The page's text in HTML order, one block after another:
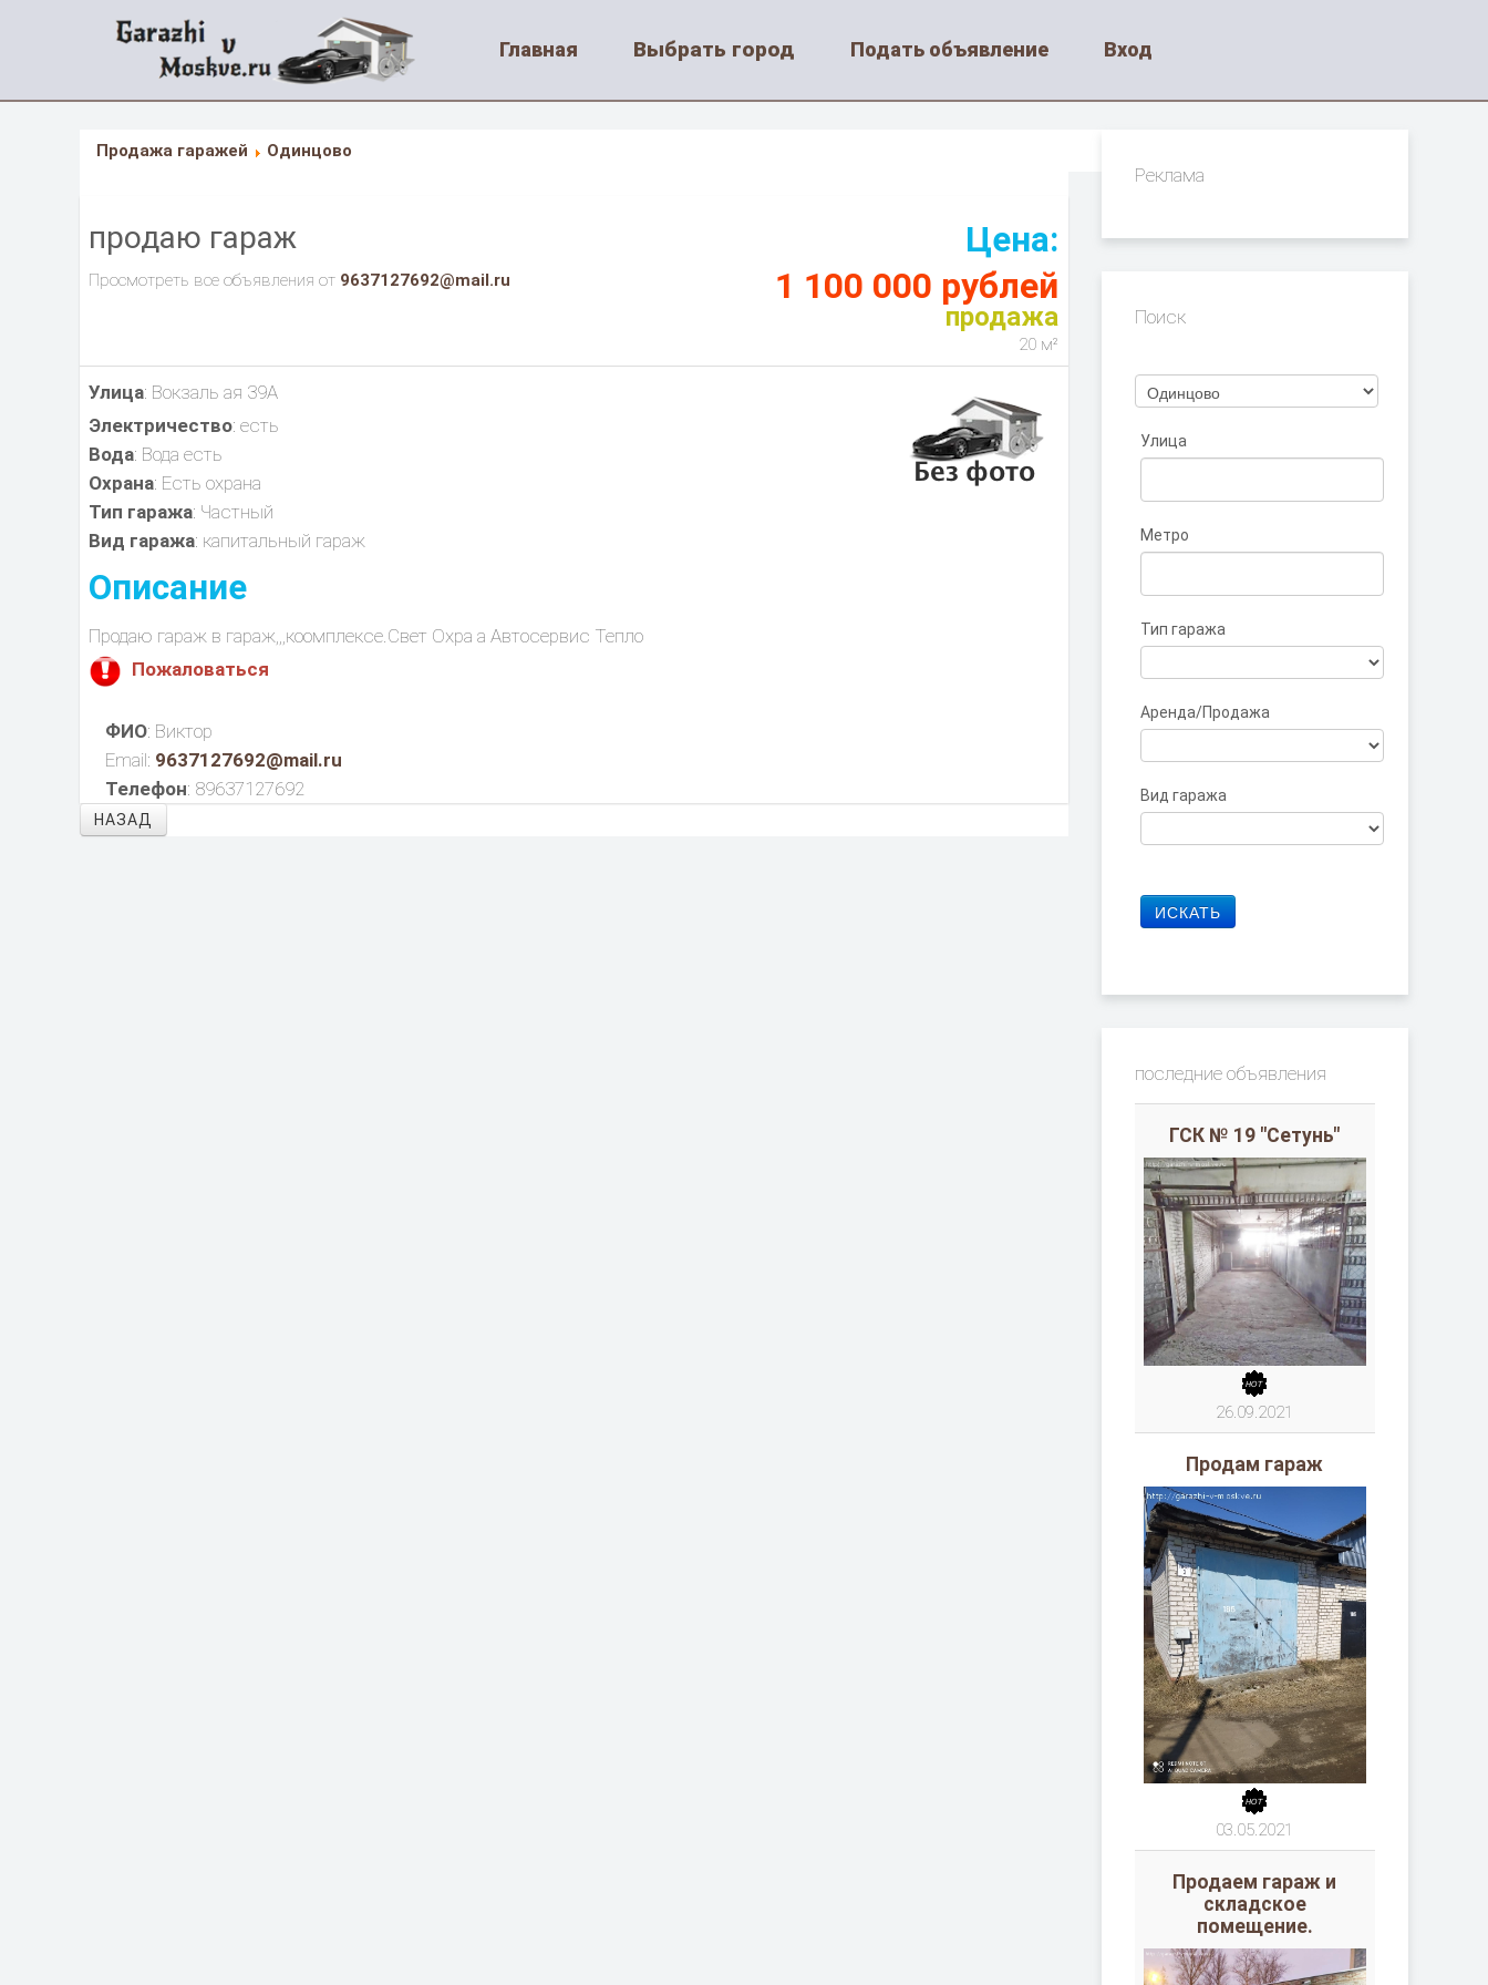
Главная Выбрать город Подать объявление Вход
Продажа гаражей Одинцово
продаю гараж
Просмотреть все объявления от 9637127692@mail.ru
Цена:
1 100 000 рублей
продажа
20 м²
Улица: Вокзаль ая 39А
Электричество: есть
Вода: Вода есть
Охрана: Есть охрана
Тип гаража: Частный
Вид гаража: капитальный гараж
Описание
Продаю гараж в гараж,,,коомплексе.Свет Охра а Автосервис Тепло
Пожаловаться
ФИО: Виктор
Email: 9637127692@mail.ru
Телефон: 89637127692
НАЗАД
Реклама
Поиск
Улица
Метро
Тип гаража
Аренда/Продажа
Вид гаража
последние объявления
ГСК № 19 "Сетунь"
26.09.2021
Продам гараж
03.05.2021
Продаем гараж и
складское
помещение.